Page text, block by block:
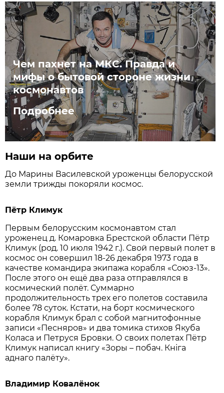
Чем пахнет на МКС. Правда и
мифы о бытовой стороне жизни
космонавтов
Подробнее
Наши на орбите
До Марины Василевской уроженцы белорусской
земли трижды покоряли космос.
Пётр Климук
Первым белорусским космонавтом стал
уроженец д. Комаровка Брестской области Пётр
Климук (род. 10 июля 1942 г.). Свой первый полет в
космос он совершил 18-26 декабря 1973 года в
качестве командира экипажа корабля «Союз-13».
После этого он ещё два раза отправлялся в
космический полёт. Суммарно
продолжительность трех его полетов составила
более 78 суток. Кстати, на борт космического
корабля Климук брал с собой магнитофонные
записи «Песняров» и два томика стихов Якуба
Коласа и Петруся Бровки. О своих полетах Пётр
Климук написал книгу «Зоры – побач. Кніга
аднаго палёту».
Владимир Ковалёнок